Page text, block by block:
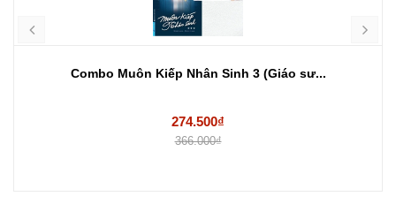
Combo Muôn Kiếp Nhân Sinh 3 (Giáo sư...
274.500₫
366.000₫